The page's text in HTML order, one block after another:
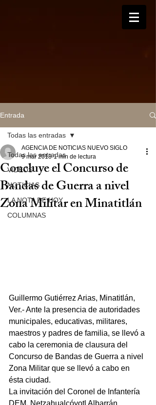
Entrada
Todas las entradas
VIDEOS
NOTICIAS
LA NOTA DE HOY
COLUMNAS
Todas las entradas
Concluye el Concurso de
Bandas de Guerra a nivel
Zona Militar en Minatitlán
AGENCIA DE NOTICIAS NUEVO SIGLO
9 mar 2018 1 min de lectura
Guillermo Gutiérrez Arias, Minatitlán,
Ver.- Ante la presencia de autoridades
municipales, educativas, militares,
maestros y padres de familia, se llevó a
cabo la ceremonia de clausura del
Concurso de Bandas de Guerra a nivel
Zona Militar que se llevó a cabo en
ésta ciudad.
La invitación del Coronel de Infantería